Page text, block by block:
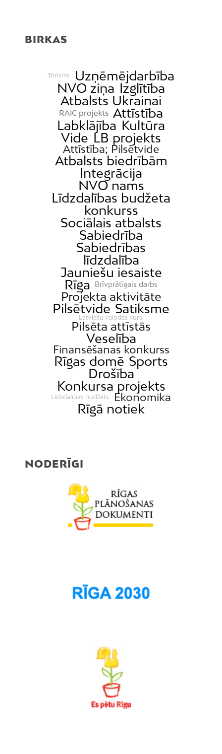
BIRKAS
Tūrisms
Uzņēmējdarbība
NVO ziņa Izglītība
Atbalsts Ukrainai
RAIC projekts Attīstība
Labklājība Kultūra
Vide LB projekts
Attīstība; Pilsētvide
Atbalsts biedrībām
Integrācija
NVO nams
Līdzdalības budžeta
konkurss
Sociālais atbalsts
Sabiedrība
Sabiedrības
līdzdalība
Jauniešu iesaiste
Rīga
Brīvprātīgais darbs
Projekta aktivitāte
Pilsētvide Satiksme
Latviešu valodas kursi
Pilsēta attīstās
Veselība
Finansēšanas konkurss
Rīgas domē Sports
Drošība
Konkursa projekts
Līdzdalības budžets Ekonomika
Rīgā notiek
NODERĪGI